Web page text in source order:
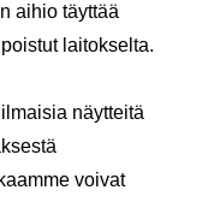
aihio täyttää
laitokselta.
​​näytteitä
voivat